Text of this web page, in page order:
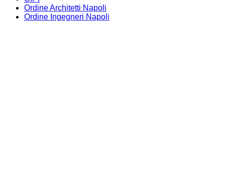
Ordine Architetti Napoli
Ordine Ingegneri Napoli